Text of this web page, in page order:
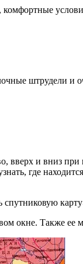
штрудели и
вверх и вниз
где
окне. Также ее